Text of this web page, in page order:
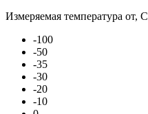
Измеряемая температура от, С
-100
-50
-35
-30
-20
-10